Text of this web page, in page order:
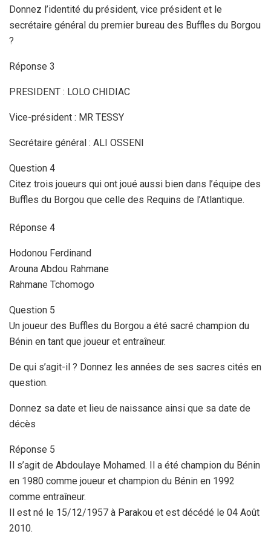
Donnez l’identité du président, vice président et le
secrétaire général du premier bureau des Buffles du Borgou
?
Réponse 3
PRESIDENT : LOLO CHIDIAC
Vice-président : MR TESSY
Secrétaire général : ALI OSSENI
Question 4
Citez trois joueurs qui ont joué aussi bien dans l’équipe des
Buffles du Borgou que celle des Requins de l’Atlantique.
Réponse 4
Hodonou Ferdinand
Arouna Abdou Rahmane
Rahmane Tchomogo
Question 5
Un joueur des Buffles du Borgou a été sacré champion du
Bénin en tant que joueur et entraîneur.
De qui s’agit-il ? Donnez les années de ses sacres cités en
question.
Donnez sa date et lieu de naissance ainsi que sa date de
décès
Réponse 5
Il s’agit de Abdoulaye Mohamed. Il a été champion du Bénin
en 1980 comme joueur et champion du Bénin en 1992
comme entraîneur.
Il est né le 15/12/1957 à Parakou et est décédé le 04 Août
2010.